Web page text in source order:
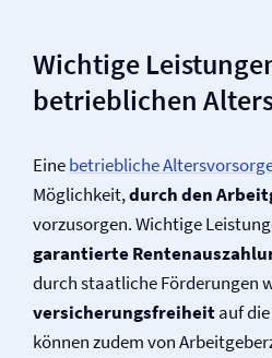
Wichtige
betrieblichen
Einebetriebliche
Möglichkeit,durch den
vorzusorgen. Wichtige
garantierte
durch staatliche Förderungen
versicherungsfreiheitauf
können zudem von